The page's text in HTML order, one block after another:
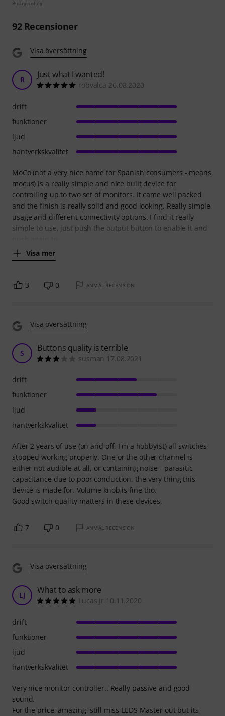
Poängpolicy
92Recensioner
Visa översättning
R Just what I wanted!
robvalca 26.08.2020
MoCo (not a very nice name for Spanish consumers - means
mocus) is a really simple and nice built device for
controlling up to two set of monitors. It came well packed
and the finish is really solid and good looking. Really simple
usage and different connectivity options. I find it really
simple to use, just push the output button to enable it and
Visa mer
drift
funktioner
ljud
hantverkskvalitet
3 0 ANMÄL RECENSION
Visa översättning
S Buttons quality is terrible
susman 17.08.2021
After 2 years of use (on and off, I'm a hobbyist) all switches
stopped working properly. One or the other channel is
either not audible at all, or containing noise - parasitic
capacitance due to poor conduction, the very thing this
device is made for. Volume knob is fine tho.
Good switch quality matters in these devices.
drift
funktioner
ljud
hantverkskvalitet
7 0 ANMÄL RECENSION
Visa översättning
LJ What to ask more
Lucas Jr 10.11.2020
Very nice monitor controller.. Really passive and good
sound.
For the price, amazing, still miss LEDS Master out but its
drift
funktioner
ljud
hantverkskvalitet